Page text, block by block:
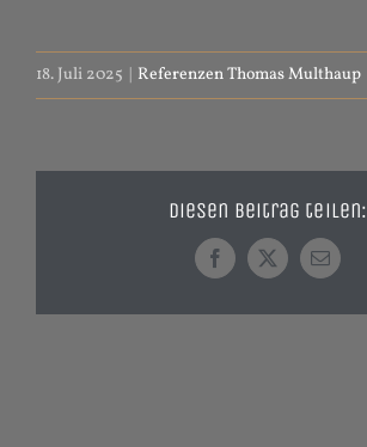
18. Juli 2025 | Referenzen Thomas Multhaup
Diesen Beitrag teilen:
Facebook
X
E-
Mail